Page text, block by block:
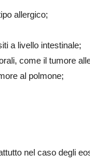
allergico;
a livello intestinale;
come il tumore
al polmone;
nel caso degli